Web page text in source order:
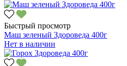
Быстрый просмотр
Маш зеленый Здороведа 400г
Нет в наличии